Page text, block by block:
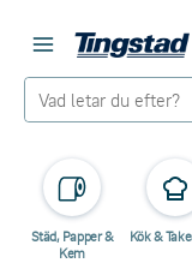
Städ, Papper &
Kem
Kök &